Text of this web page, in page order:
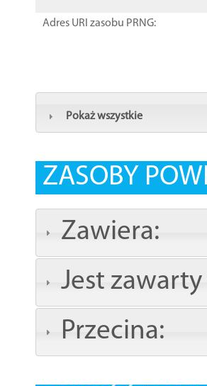
Adres URI zasobu PRNG:
Pokaż wszystkie
ZASOBY
Zawiera:
Jest
Przecina: